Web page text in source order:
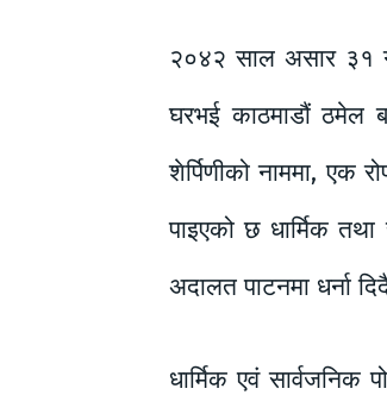
२०४२ साल असार ३१
घरभई काठमाडौं ठमेल
शेर्पिणीको नाममा, एक
पाइएको छ धार्मिक
अदालत पाटनमा धर्ना
धार्मिक एवं